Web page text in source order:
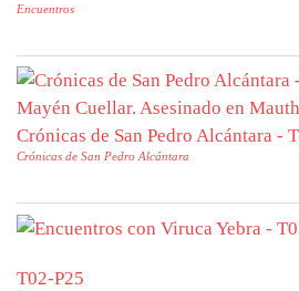
Encuentros
Crónicas de San Pedro Alcántara -
Crónicas de San Pedro Alcántara
T02-P25